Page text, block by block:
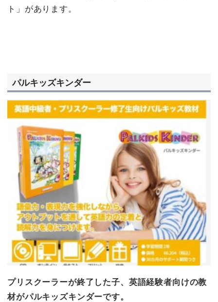
ト」があります。
パルキッズキンダー
プリスクーラーが終了した子、英語経験者向けの教
材がパルキッズキンダーです。